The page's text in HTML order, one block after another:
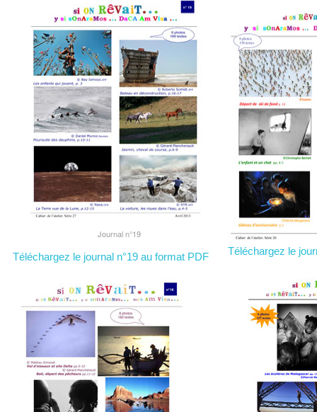
Journal n°19
Téléchargez le journal n°19 au format PDF Téléchargez le